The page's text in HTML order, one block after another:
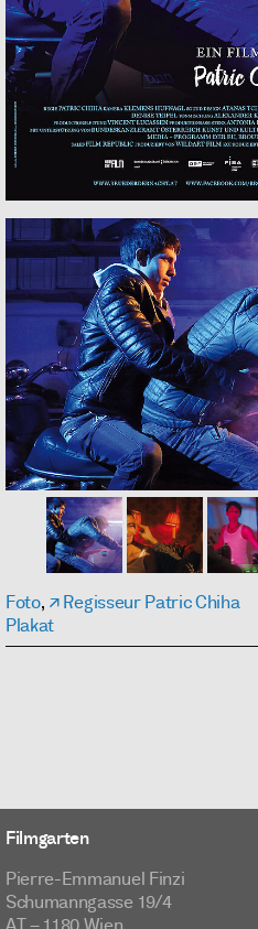
Foto,
Regisseur Patric Chiha
Plakat
Filmgarten
Pierre-Emmanuel Finzi
Schumanngasse 19/4